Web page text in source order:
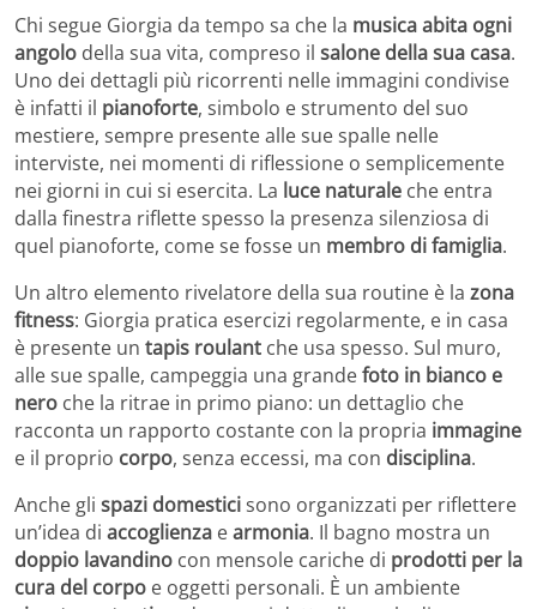
Chi segue Giorgia da tempo sa che la musica abita ogni
angolo della sua vita, compreso il salone della sua casa.
Uno dei dettagli più ricorrenti nelle immagini condivise
è infatti il pianoforte, simbolo e strumento del suo
mestiere, sempre presente alle sue spalle nelle
interviste, nei momenti di riflessione o semplicemente
nei giorni in cui si esercita. La luce naturale che entra
dalla finestra riflette spesso la presenza silenziosa di
quel pianoforte, come se fosse un membro di famiglia.
Un altro elemento rivelatore della sua routine è la zona
fitness: Giorgia pratica esercizi regolarmente, e in casa
è presente un tapis roulant che usa spesso. Sul muro,
alle sue spalle, campeggia una grandefoto in bianco e
nero che la ritrae in primo piano: un dettaglio che
racconta un rapporto costante con la propria immagine
e il proprio corpo, senza eccessi, ma con disciplina.
Anche gli spazi domesticisono organizzati per riflettere
un’idea di accoglienza earmonia. Il bagno mostra un
doppio lavandino con mensole cariche di prodotti per la
cura del corpo e oggetti personali. È un ambiente